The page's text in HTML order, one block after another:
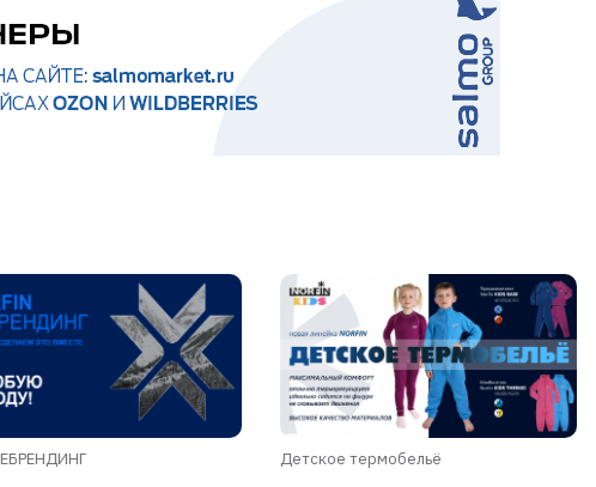
Детское термобельё